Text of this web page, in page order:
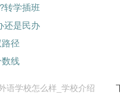
转学插班
还是民办
径
线
语学校怎么样_学校介绍